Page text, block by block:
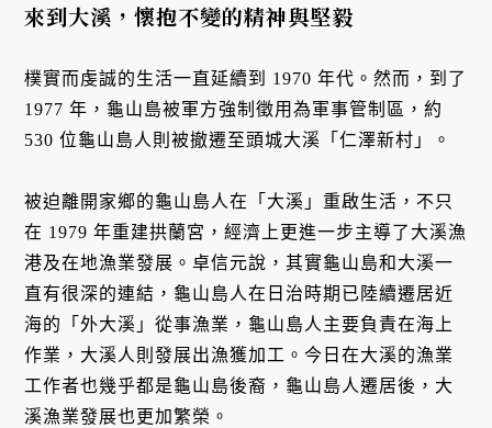
來到大溪，懷抱不變的精神與堅毅
樸實而虔誠的生活一直延續到 1970 年代。然而，到了
1977 年，龜山島被軍方強制徵用為軍事管制區，約
530 位龜山島人則被撤遷至頭城大溪「仁澤新村」。
被迫離開家鄉的龜山島人在「大溪」重啟生活，不只
在 1979 年重建拱蘭宮，經濟上更進一步主導了大溪漁
港及在地漁業發展。卓信元說，其實龜山島和大溪一
直有很深的連結，龜山島人在日治時期已陸續遷居近
海的「外大溪」從事漁業，龜山島人主要負責在海上
作業，大溪人則發展出漁獲加工。今日在大溪的漁業
工作者也幾乎都是龜山島後裔，龜山島人遷居後，大
溪漁業發展也更加繁榮。